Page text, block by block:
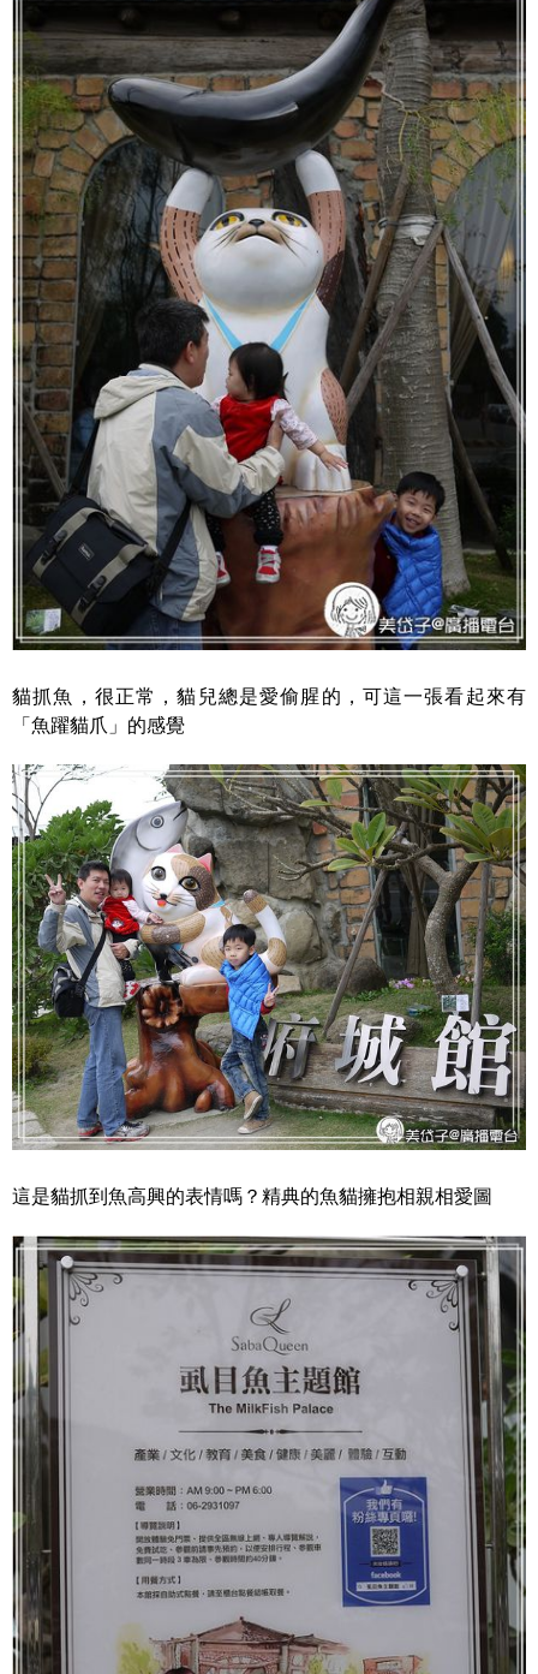
貓抓魚，很正常，貓兒總是愛偷腥的，可這一張看起來有
「魚躍貓爪」的感覺
這是貓抓到魚高興的表情嗎？精典的魚貓擁抱相親相愛圖